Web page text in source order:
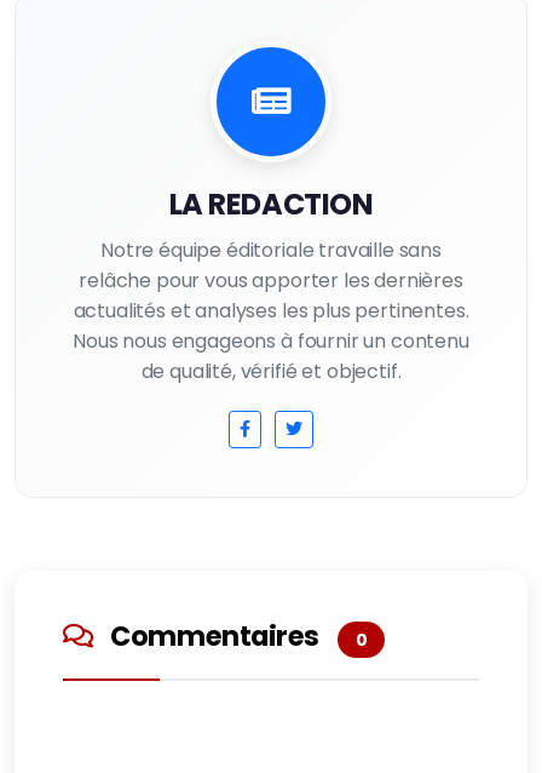
LA REDACTION
Notre équipe éditoriale travaille sans
relâche pour vous apporter les dernières
actualités et analyses les plus pertinentes.
Nous nous engageons à fournir un contenu
de qualité, vérifié et objectif.
Commentaires 0